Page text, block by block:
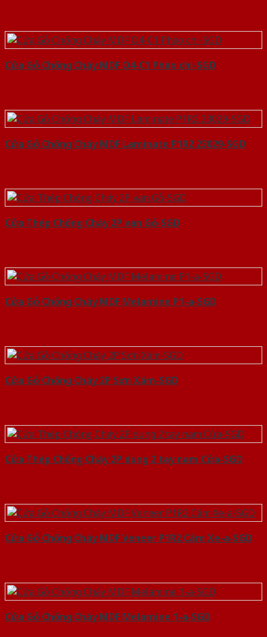
Cửa Gỗ Chống Cháy MDF O4-C1 Phào chi-SGD
Cửa Gỗ Chống Cháy MDF Laminate P1R2 23029-SGD
Cửa Thép Chống Cháy 2P van Gỗ-SGD
Cửa Gỗ Chống Cháy MDF Melamine P1-a-SGD
Cửa Gỗ Chống Cháy 2P Sơn Xám-SGD
Cửa Thép Chống Cháy 2P dung 2 tay nam Cửa-SGD
Cửa Gỗ Chống Cháy MDF Veneer P1R2 Căm Xe-a-SGD
Cửa Gỗ Chống Cháy MDF Melamine 1-a-SGD